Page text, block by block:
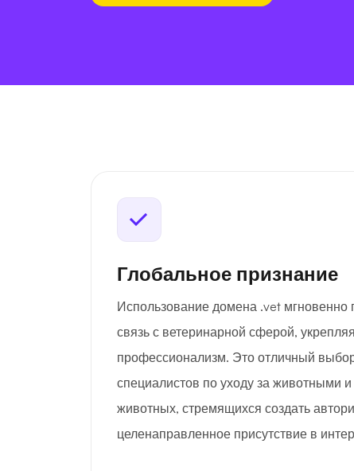
Глобальное признание
Использование домена .vet мгновенно
связь с ветеринарной сферой,
профессионализм. Это отличный
специалистов по уходу за животными
животных, стремящихся создать
целенаправленное присутствие в